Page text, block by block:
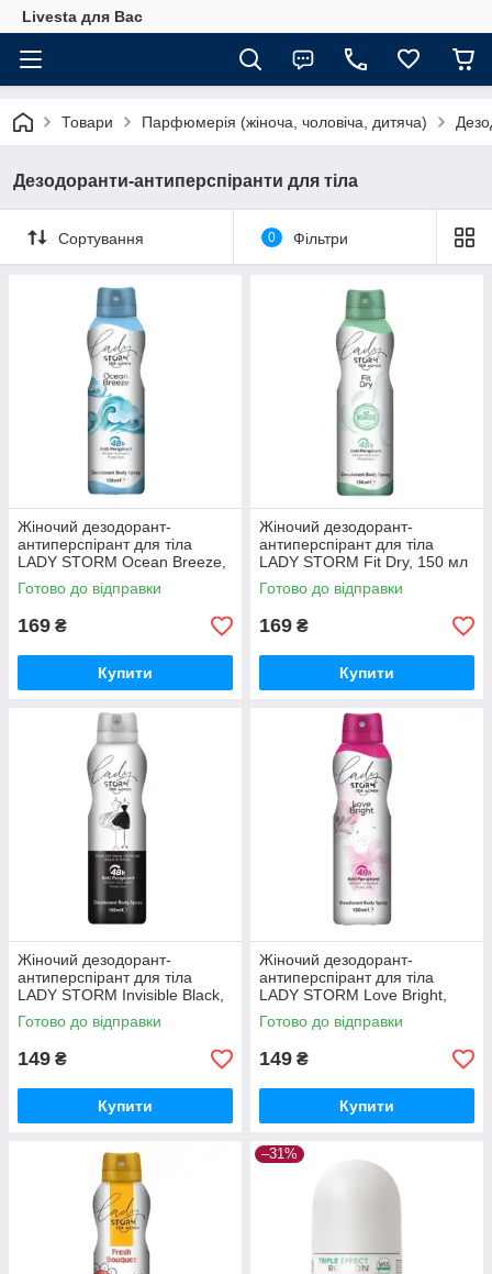
Livesta для Вас
Товари Парфюмерія (жіноча, чоловіча, дитяча)
Дезодоранти-антиперспіранти для тіла
Сортування 0 Фільтри
Жіночий дезодорант-
антиперспірант для тіла
LADY STORM Ocean Breeze,
150 мл
Готово до відправки
169 ₴
Купити
Жіночий дезодорант-
антиперспірант для тіла
LADY STORM Fit Dry, 150 мл
Готово до відправки
169 ₴
Купити
Жіночий дезодорант-
антиперспірант для тіла
LADY STORM Invisible Black,
150 мл
Готово до відправки
149 ₴
Купити
Жіночий дезодорант-
антиперспірант для тіла
LADY STORM Love Bright,
150 мл
Готово до відправки
149 ₴
Купити
–31%